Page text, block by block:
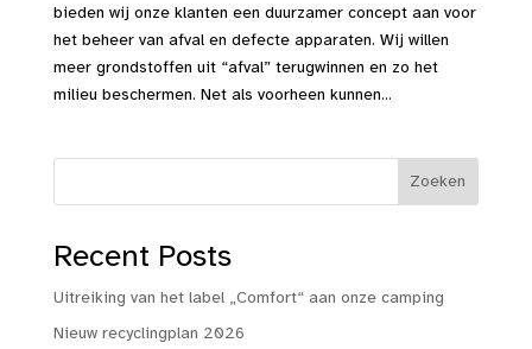
bieden wij onze klanten een duurzamer concept aan voor
het beheer van afval en defecte apparaten. Wij willen
meer grondstoffen uit “afval” terugwinnen en zo het
milieu beschermen. Net als voorheen kunnen...
Zoeken
Recent Posts
Uitreiking van het label „Comfort“ aan onze camping
Nieuw recyclingplan 2026